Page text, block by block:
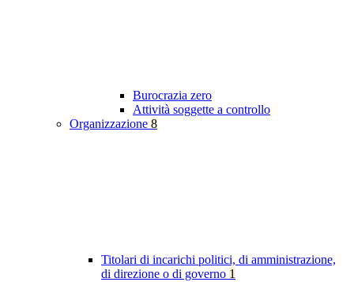
Burocrazia zero
Attività soggette a controllo
Organizzazione 8
Titolari di incarichi politici, di amministrazione,
di direzione o di governo 1